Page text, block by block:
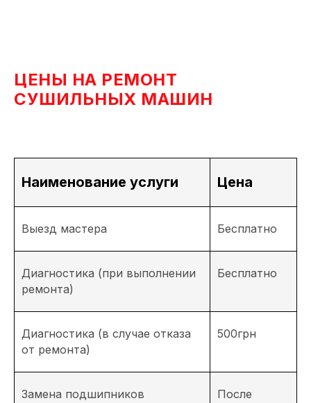
ЦЕНЫ НА РЕМОНТ
СУШИЛЬНЫХ МАШИН
Наименование услуги Цена
Выезд мастерa Бесплатно
Диагностика (при выполнении
ремонта)
Бесплатно
Диагностика (в случае отказа
от ремонта)
500грн
Замена подшипников После